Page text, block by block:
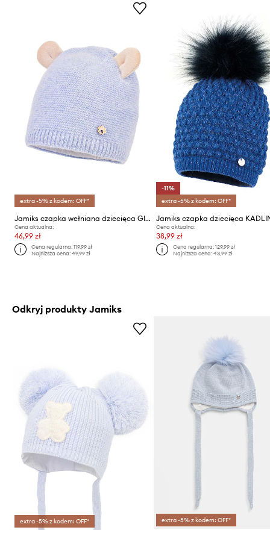
extra -5% z kodem: OFF*
Jamiks czapka wełniana dziecięca GINO
Cena aktualna:
46,99 zł
Cena regularna:119,99 zł
Najniższa cena:49,99 zł
-11%
extra -5% z kodem: OFF*
Jamiks czapka dziecięca
Cena aktualna:
38,99 zł
Cena regularna: 129,99 zł
Najniższa cena: 43,99 zł
Odkryj produkty Jamiks
extra -5% z kodem: OFF* extra -5% z kodem: OFF*